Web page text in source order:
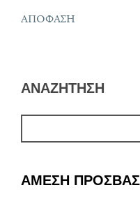
ΑΠΟΦΑΣΗ
ΑΝΑΖΗΤΗΣΗ
ΑΜΕΣΗ